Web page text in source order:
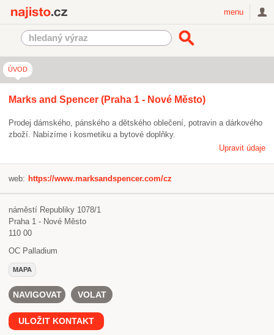
menu
ÚVOD
Marks and Spencer (Praha 1 - Nové Město)
Prodej dámského, pánského a dětského oblečení, potravin a dárkového
zboží. Nabízíme i kosmetiku a bytové doplňky.
Upravit údaje
web: https://www.marksandspencer.com/cz
náměstí Republiky 1078/1
Praha 1 - Nové Město
110 00
OC Palladium
MAPA
NAVIGOVAT VOLAT
ULOŽIT KONTAKT